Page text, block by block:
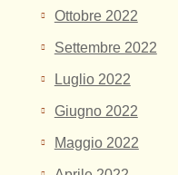
Ottobre 2022
Settembre 2022
Luglio 2022
Giugno 2022
Maggio 2022